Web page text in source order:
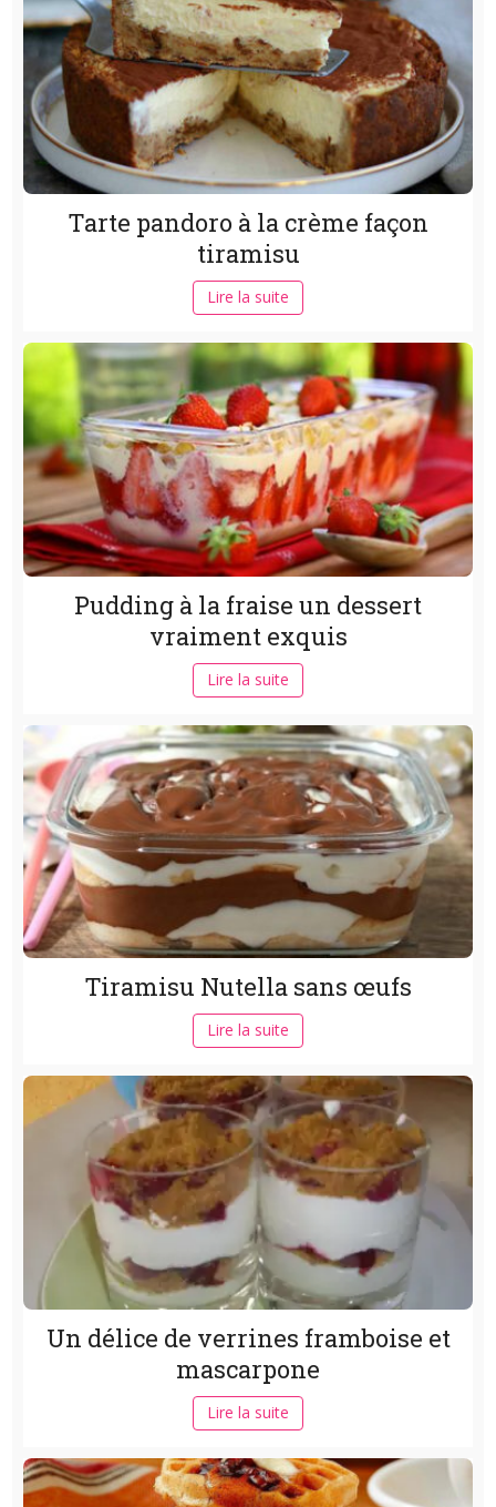
Tarte pandoro à la crème façon
tiramisu
Lire la suite
Pudding à la fraise un dessert
vraiment exquis
Lire la suite
Tiramisu Nutella sans œufs
Lire la suite
Un délice de verrines framboise et
mascarpone
Lire la suite